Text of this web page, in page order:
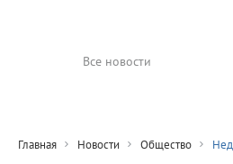
Все новости
Главная Новости Общество